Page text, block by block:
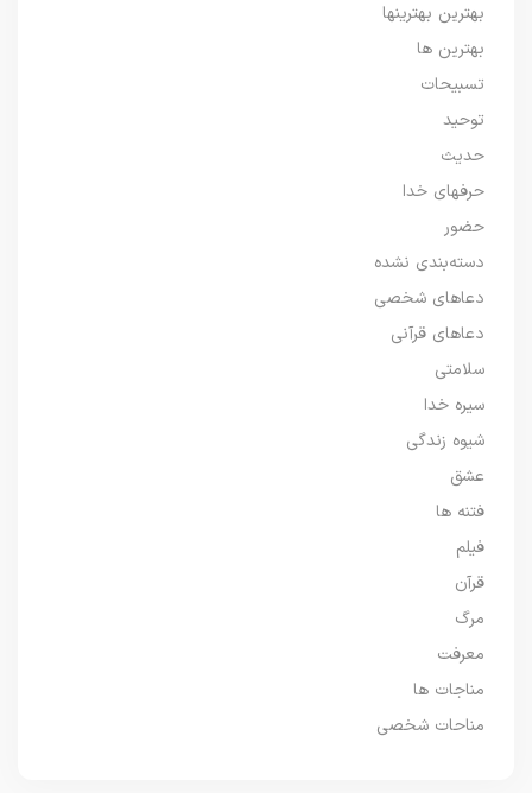
بهترین بهترینها
بهترین ها
تسبیحات
توحید
حدیث
حرفهای خدا
حضور
دسته‌بندی نشده
دعاهای شخصی
دعاهای قرآنی
سلامتی
سیره خدا
شیوه زندگی
عشق
فتنه ها
فیلم
قرآن
مرگ
معرفت
مناجات ها
مناحات شخصی